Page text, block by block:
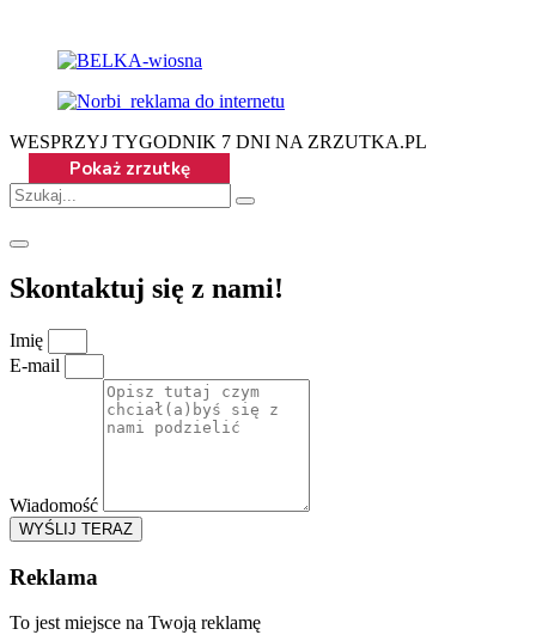
WESPRZYJ TYGODNIK 7 DNI NA ZRZUTKA.PL
Skontaktuj się z nami!
Imię
E-mail
Wiadomość
WYŚLIJ TERAZ
Reklama
To jest miejsce na Twoją reklamę